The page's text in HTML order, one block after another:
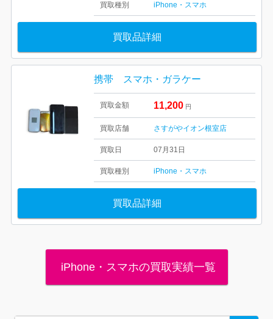
買取種別 iPhone・スマホ
買取品詳細
携帯 スマホ・ガラケー
買取金額 11,200 円
買取店舗 さすがやイオン根室店
買取日 07月31日
買取種別 iPhone・スマホ
買取品詳細
iPhone・スマホの買取実績一覧